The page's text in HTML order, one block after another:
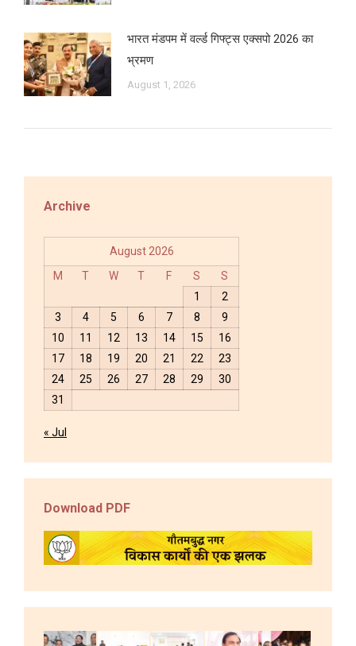
भारत मंडपम में वर्ल्ड गिफ्ट्स एक्सपो 2026 का
भ्रमण
August 1, 2026
Archive
August 2026
M
T W T F S
S
1
2
3
4 5 6 7 8
9
10
11 12 13 14 15
16
17
18 19 20 21 22
23
24
25 26 27 28 29
30
31
« Jul
Download PDF